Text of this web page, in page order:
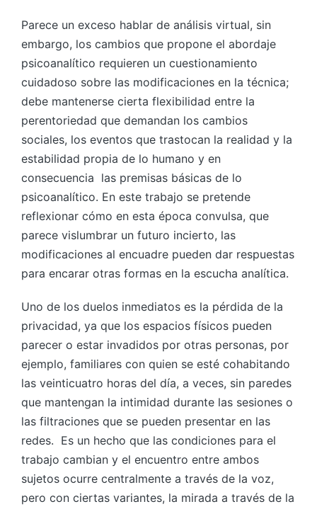
Parece un exceso hablar de análisis virtual, sin
embargo, los cambios que propone el abordaje
psicoanalítico requieren un cuestionamiento
cuidadoso sobre las modificaciones en la técnica;
debe mantenerse cierta flexibilidad entre la
perentoriedad que demandan los cambios
sociales, los eventos que trastocan la realidad y la
estabilidad propia de lo humano y en
consecuencia las premisas básicas de lo
psicoanalítico. En este trabajo se pretende
reflexionar cómo en esta época convulsa, que
parece vislumbrar un futuro incierto, las
modificaciones al encuadre pueden dar respuestas
para encarar otras formas en la escucha analítica.
Uno de los duelos inmediatos es la pérdida de la
privacidad, ya que los espacios físicos pueden
parecer o estar invadidos por otras personas, por
ejemplo, familiares con quien se esté cohabitando
las veinticuatro horas del día, a veces, sin paredes
que mantengan la intimidad durante las sesiones o
las filtraciones que se pueden presentar en las
redes. Es un hecho que las condiciones para el
trabajo cambian y el encuentro entre ambos
sujetos ocurre centralmente a través de la voz,
pero con ciertas variantes, la mirada a través de la